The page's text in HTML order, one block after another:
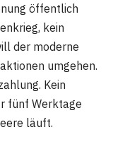
öffentlich
kein
der moderne
umgehen.
Kein
fünf Werktage
läuft.